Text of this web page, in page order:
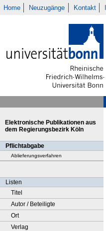
Home Neuzugänge Kontakt
Elektronische Publikationen aus
dem Regierungsbezirk Köln
Pflichtabgabe
Ablieferungsverfahren
Listen
Titel
Autor / Beteiligte
Ort
Verlag